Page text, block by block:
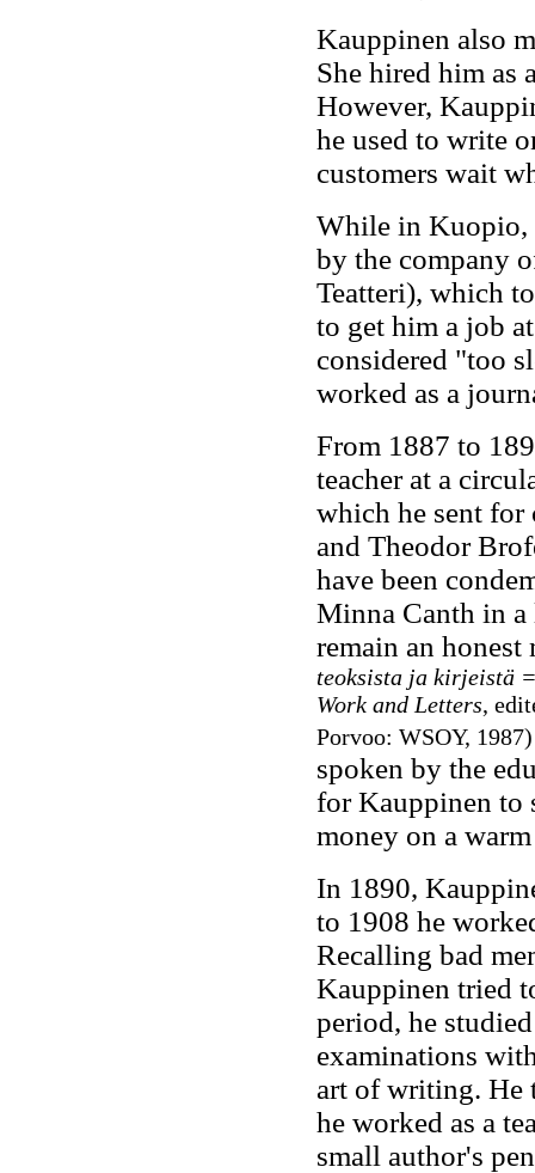
Kauppinen also
She hired him as
However,
he used to write
customers wait
While in Kuopio,
by the company
Teatteri), which
to get him a job
considered "too
worked as a
From 1887 to
teacher at a
which he sent
and Theodor
have been
Minna Canth in
remain an
teoksista ja kirjeistä
Work and Letters,
Porvoo: WSOY, 1987
spoken by the
for Kauppinen to
money on a
In 1890,
to 1908 he
Recalling bad
Kauppinen tried
period, he
examinations
art of writing. He
he worked as a
small author's